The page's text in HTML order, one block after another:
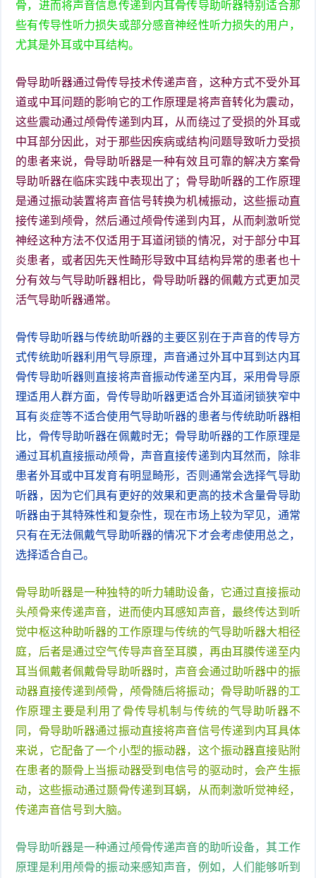
骨，进而将声音信息传递到内耳骨传导助听器特别适合那
些有传导性听力损失或部分感音神经性听力损失的用户，
尤其是外耳或中耳结构。
骨导助听器通过骨传导技术传递声音，这种方式不受外耳
道或中耳问题的影响它的工作原理是将声音转化为震动，
这些震动通过颅骨传递到内耳，从而绕过了受损的外耳或
中耳部分因此，对于那些因疾病或结构问题导致听力受损
的患者来说，骨导助听器是一种有效且可靠的解决方案骨
导助听器在临床实践中表现出了；骨导助听器的工作原理
是通过振动装置将声音信号转换为机械振动，这些振动直
接传递到颅骨，然后通过颅骨传递到内耳，从而刺激听觉
神经这种方法不仅适用于耳道闭锁的情况，对于部分中耳
炎患者，或者因先天性畸形导致中耳结构异常的患者也十
分有效与气导助听器相比，骨导助听器的佩戴方式更加灵
活气导助听器通常。
骨传导助听器与传统助听器的主要区别在于声音的传导方
式传统助听器利用气导原理，声音通过外耳中耳到达内耳
骨传导助听器则直接将声音振动传递至内耳，采用骨导原
理适用人群方面，骨传导助听器更适合外耳道闭锁狭窄中
耳有炎症等不适合使用气导助听器的患者与传统助听器相
比，骨传导助听器在佩戴时无；骨导助听器的工作原理是
通过耳机直接振动颅骨，声音直接传递到内耳然而，除非
患者外耳或中耳发育有明显畸形，否则通常会选择气导助
听器，因为它们具有更好的效果和更高的技术含量骨导助
听器由于其特殊性和复杂性，现在市场上较为罕见，通常
只有在无法佩戴气导助听器的情况下才会考虑使用总之，
选择适合自己。
骨导助听器是一种独特的听力辅助设备，它通过直接振动
头颅骨来传递声音，进而使内耳感知声音，最终传达到听
觉中枢这种助听器的工作原理与传统的气导助听器大相径
庭，后者是通过空气传导声音至耳膜，再由耳膜传递至内
耳当佩戴者佩戴骨导助听器时，声音会通过助听器中的振
动器直接传递到颅骨，颅骨随后将振动；骨导助听器的工
作原理主要是利用了骨传导机制与传统的气导助听器不
同，骨导助听器通过振动直接将声音信号传递到内耳具体
来说，它配备了一个小型的振动器，这个振动器直接贴附
在患者的颞骨上当振动器受到电信号的驱动时，会产生振
动，这些振动通过颞骨传递到耳蜗，从而刺激听觉神经，
传递声音信号到大脑。
骨导助听器是一种通过颅骨传递声音的助听设备，其工作
原理是利用颅骨的振动来感知声音，例如，人们能够听到